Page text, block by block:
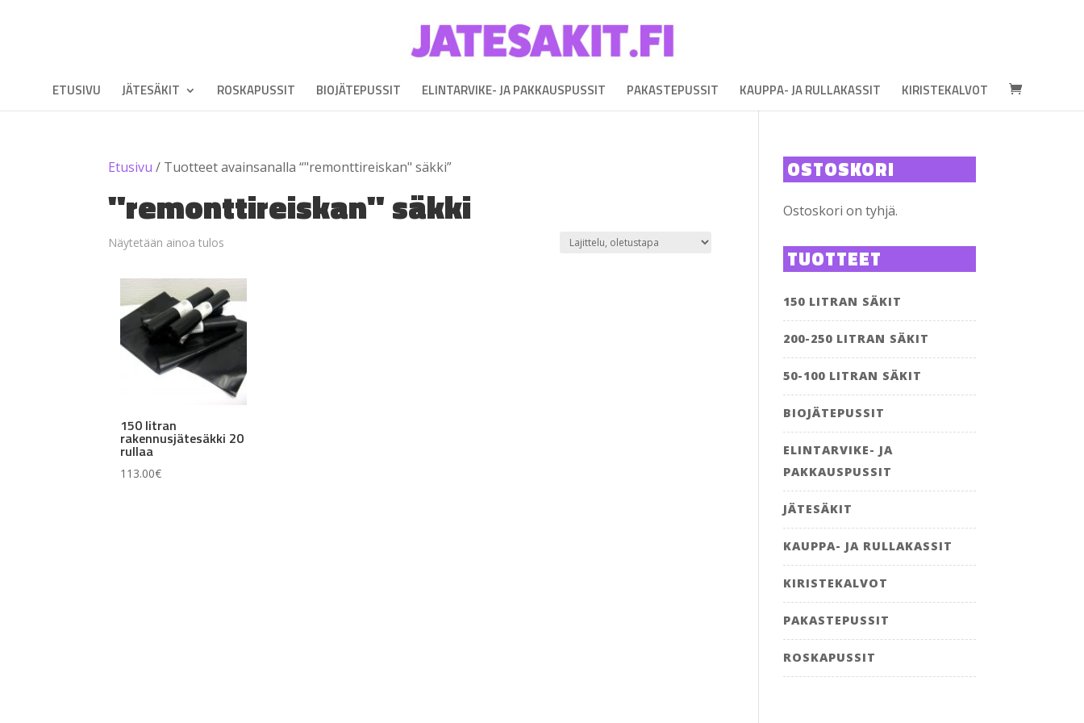
ETUSIVU JÄTESÄKIT ROSKAPUSSIT BIOJÄTEPUSSIT ELINTARVIKE- JA PAKKAUSPUSSIT PAKASTEPUSSIT KAUPPA- JA RULLAKASSIT KIRISTEKALVOT
Etusivu / Tuotteet avainsanalla “"remonttireiskan" säkki”
"remonttireiskan" säkki
Näytetään ainoa tulos
150 litran
rakennusjätesäkki 20
rullaa
113.00€
OSTOSKORI
Ostoskori on tyhjä.
TUOTTEET
150 LITRAN SÄKIT
200-250 LITRAN SÄKIT
50-100 LITRAN SÄKIT
BIOJÄTEPUSSIT
ELINTARVIKE- JA
PAKKAUSPUSSIT
JÄTESÄKIT
KAUPPA- JA RULLAKASSIT
KIRISTEKALVOT
PAKASTEPUSSIT
ROSKAPUSSIT